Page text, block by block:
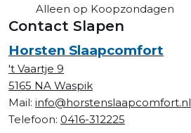
Alleen op Koopzondagen
Contact Slapen
Horsten Slaapcomfort
't Vaartje 9
5165 NA Waspik
Mail: info@horstenslaapcomfort.nl
Telefoon: 0416-312225